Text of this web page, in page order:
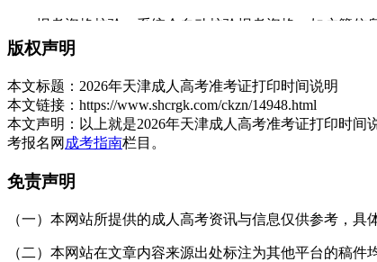
报考资格校验：系统会自动校验报考资格，如户籍信
手机号确认：打印前务必核对手机号是否准确，并检查
准考证内容检查：打印前预览准考证，确保姓名、考试
妥善保管：准考证是进入考场的唯一凭证，请务必妥
展开全文
版权声明
本文标题： 2026年天津成人高考准考证打印时间说明
本文链接： https://www.shcrgk.com/ckzn/14948.html
本文声明： 以上就是2026年天津成人高考准考证打印时
考报名网 成考指南栏目。
免责声明
（一）本网站所提供的成人高考资讯与信息仅供参考，具
（二）本网站在文章内容来源出处标注为其他平台的稿